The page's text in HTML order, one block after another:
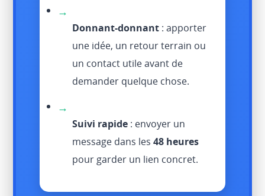
→
Donnant-donnant : apporter
une idée, un retour terrain ou
un contact utile avant de
demander quelque chose.
→
Suivi rapide : envoyer un
message dans les48 heures
pour garder un lien concret.